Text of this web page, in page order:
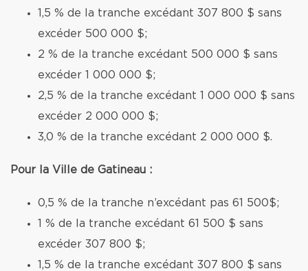
1,5 % de la tranche excédant 307 800 $ sans
excéder 500 000 $;
2 % de la tranche excédant 500 000 $ sans
excéder 1 000 000 $;
2,5 % de la tranche excédant 1 000 000 $ sans
excéder 2 000 000 $;
3,0 % de la tranche excédant 2 000 000 $.
Pour la Ville de Gatineau :
0,5 % de la tranche n’excédant pas 61 500$;
1 % de la tranche excédant 61 500 $ sans
excéder 307 800 $;
1,5 % de la tranche excédant 307 800 $ sans